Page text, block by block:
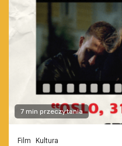
7 min przeczytania
Film Kultura